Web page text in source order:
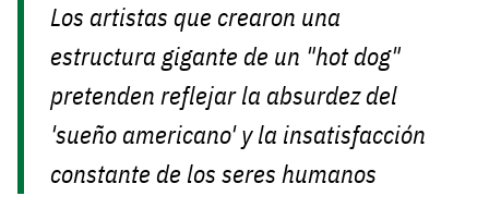
Los artistas que crearon una
estructura gigante de un "hot dog"
pretenden reflejar la absurdez del
'sueño americano' y la insatisfacción
constante de los seres humanos